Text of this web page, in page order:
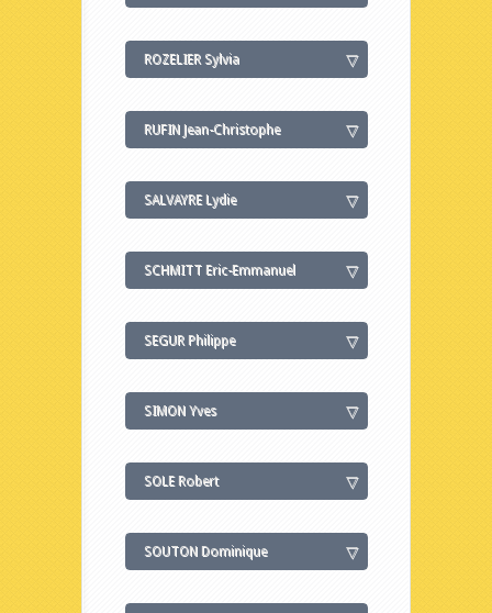
ROZELIER Sylvia
RUFIN Jean-Christophe
SALVAYRE Lydie
SCHMITT Eric-Emmanuel
SEGUR Philippe
SIMON Yves
SOLE Robert
SOUTON Dominique